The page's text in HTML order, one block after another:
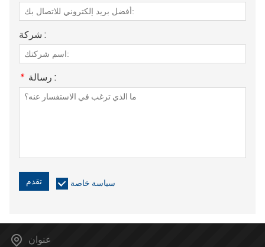
شركة :
* رسالة :
تقدم سياسة خاصة
عنوان